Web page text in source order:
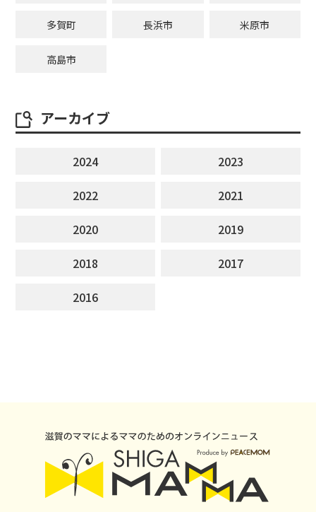
多賀町 長浜市 米原市
高島市
アーカイブ
2024
2023
2022
2021
2020
2019
2018
2017
2016